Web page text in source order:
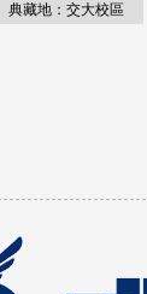
典藏地：交大校區